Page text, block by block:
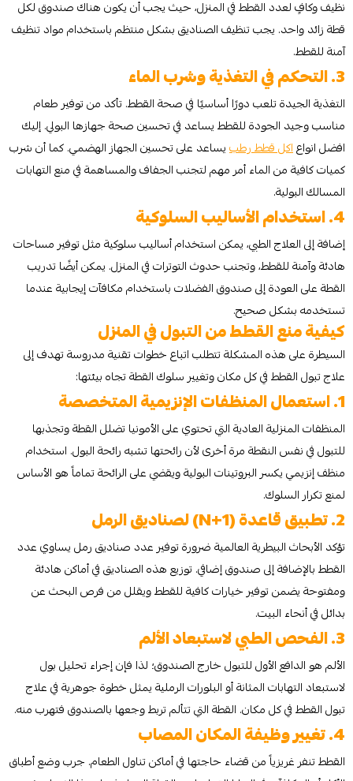
نظيف وكافٍ لعدد القطط في المنزل، حيث يجب أن يكون هناك صندوق لكل
قطة زائد واحد. يجب تنظيف الصناديق بشكل منتظم باستخدام مواد تنظيف
آمنة للقطط.
3. التحكم في التغذية وشرب الماء
التغذية الجيدة تلعب دورًا أساسيًا في صحة القطط. تأكد من توفير طعام
مناسب وجيد الجودة للقطط يساعد في تحسين صحة جهازها البولي. إليك
افضل انواعاكل قطط رطبيساعد على تحسين الجهاز الهضمي. كما أن شرب
كميات كافية من الماء أمر مهم لتجنب الجفاف والمساهمة في منع التهابات
المسالك البولية.
4. استخدام الأساليب السلوكية
إضافة إلى العلاج الطبي، يمكن استخدام أساليب سلوكية مثل توفير مساحات
هادئة وآمنة للقطط، وتجنب حدوث التوترات في المنزل. يمكن أيضًا تدريب
القطة على العودة إلى صندوق الفضلات باستخدام مكافآت إيجابية عندما
تستخدمه بشكل صحيح.
كيفية منع القطط من التبول في المنزل
السيطرة على هذه المشكلة تتطلب اتباع خطوات تقنية مدروسة تهدف إلى
علاج تبول القطط في كل مكان وتغيير سلوك القطة تجاه بيئتها:
1. استعمال المنظفات الإنزيمية المتخصصة
المنظفات المنزلية العادية التي تحتوي على الأمونيا تضلل القطة وتجذبها
للتبول في نفس النقطة مرة أخرى لأن رائحتها تشبه رائحة البول. استخدام
منظف إنزيمي يكسر البروتينات البولية ويقضي على الرائحة تماماً هو الأساس
لمنع تكرار السلوك.
2. تطبيق قاعدة (N+1) لصناديق الرمل
تؤكد الأبحاث البيطرية العالمية ضرورة توفير عدد صناديق رمل يساوي عدد
القطط بالإضافة إلى صندوق إضافي. توزيع هذه الصناديق في أماكن هادئة
ومفتوحة يضمن توفير خيارات كافية للقطط ويقلل من فرص البحث عن
بدائل في أنحاء البيت.
3. الفحص الطبي لاستبعاد الألم
الألم هو الدافع الأول للتبول خارج الصندوق؛ لذا فإن إجراء تحليل بول
لاستبعاد التهابات المثانة أو البلورات الرملية يمثل خطوة جوهرية في علاج
تبول القطط في كل مكان. القطة التي تتألم تربط وجعها بالصندوق فتهرب منه.
4. تغيير وظيفة المكان المصاب
القطط تنفر غريزياً من قضاء حاجتها في أماكن تناول الطعام. جرب وضع أطباق